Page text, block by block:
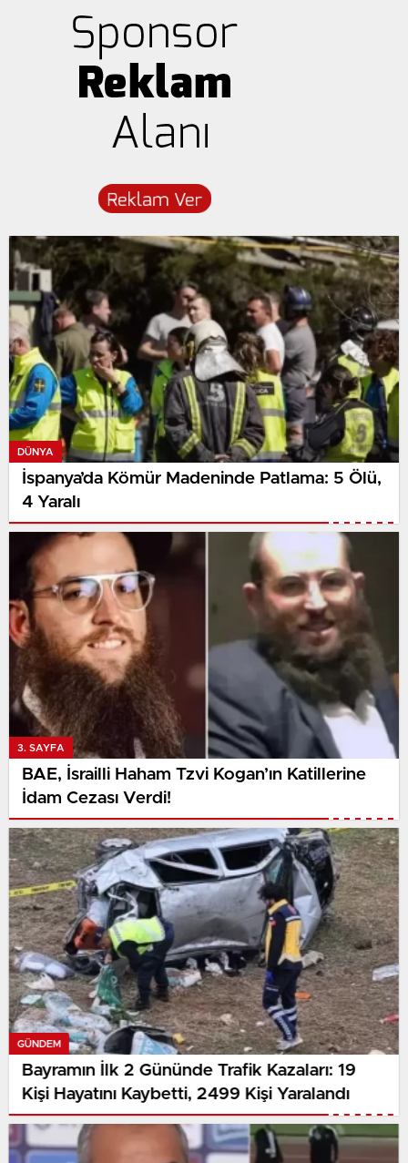
DÜNYA
İspanya’da Kömür Madeninde Patlama: 5 Ölü,
4 Yaralı
3. SAYFA
BAE, İsrailli Haham Tzvi Kogan’ın Katillerine
İdam Cezası Verdi!
GÜNDEM
Bayramın İlk 2 Gününde Trafik Kazaları: 19
Kişi Hayatını Kaybetti, 2499 Kişi Yaralandı